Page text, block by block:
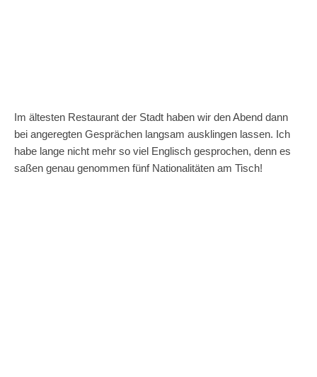
Im ältesten Restaurant der Stadt haben wir den Abend dann
bei angeregten Gesprächen langsam ausklingen lassen. Ich
habe lange nicht mehr so viel Englisch gesprochen, denn es
saßen genau genommen fünf Nationalitäten am Tisch!